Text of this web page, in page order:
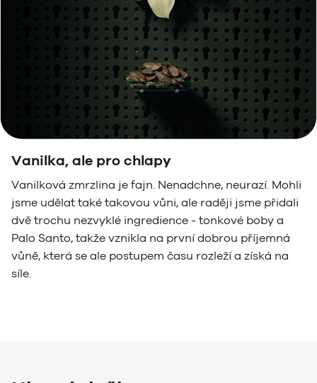
Vanilka, ale pro chlapy
Vanilková zmrzlina je fajn. Nenadchne, neurazí. Mohli
jsme udělat také takovou vůni, ale raději jsme přidali
dvě trochu nezvyklé ingredience - tonkové boby a
Palo Santo, takže vznikla na první dobrou příjemná
vůně, která se ale postupem času rozleží a získá na
síle.